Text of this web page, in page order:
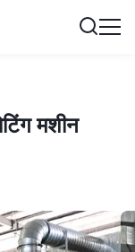
मशीन